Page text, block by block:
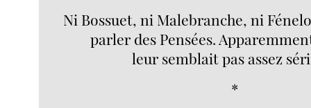
Ni Bossuet, ni Malebranche, ni
parler des Pensées.
leur semblait pas assez
*